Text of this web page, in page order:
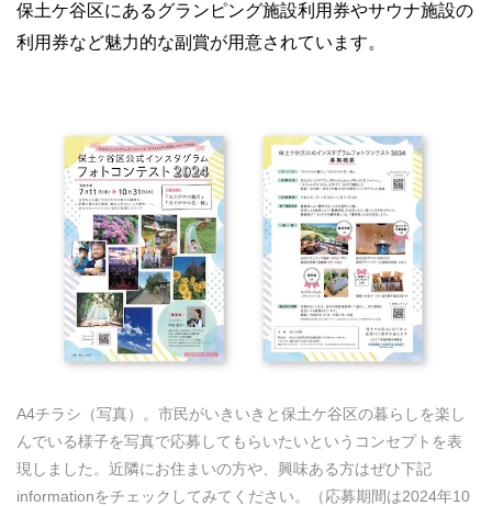
保土ケ谷区にあるグランピング施設利用券やサウナ施設の
利用券など魅力的な副賞が用意されています。
A4チラシ（写真）。市民がいきいきと保土ケ谷区の暮らしを楽し
んでいる様子を写真で応募してもらいたいというコンセプトを表
現しました。近隣にお住まいの方や、興味ある方はぜひ下記
informationをチェックしてみてください。（応募期間は2024年10